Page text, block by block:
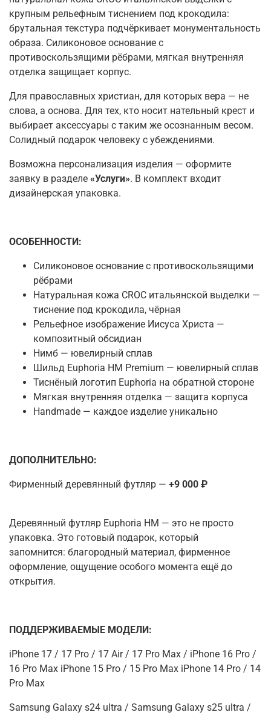
крупным рельефным тиснением под крокодила:
брутальная текстура подчёркивает монументальность
образа. Силиконовое основание с
противоскользящими рёбрами, мягкая внутренняя
отделка защищает корпус.
Для православных христиан, для которых вера — не
слова, а основа. Для тех, кто носит нательный крест и
выбирает аксессуары с таким же осознанным весом.
Солидный подарок человеку с убеждениями.
Возможна персонализация изделия — оформите
заявку в разделе «Услуги». В комплект входит
дизайнерская упаковка.
ОСОБЕННОСТИ:
Силиконовое основание с противоскользящими
рёбрами
Натуральная кожа CROC итальянской выделки —
тиснение под крокодила, чёрная
Рельефное изображение Иисуса Христа —
композитный обсидиан
Нимб — ювелирный сплав
Шильд Euphoria HM Premium — ювелирный сплав
Тиснёный логотип Euphoria на обратной стороне
Мягкая внутренняя отделка — защита корпуса
Handmade — каждое изделие уникально
ДОПОЛНИТЕЛЬНО:
Фирменный деревянный футляр — +9 000 ₽
Деревянный футляр Euphoria HM — это не просто
упаковка. Это готовый подарок, который
запомнится: благородный материал, фирменное
оформление, ощущение особого момента ещё до
открытия.
ПОДДЕРЖИВАЕМЫЕ МОДЕЛИ:
iPhone 17 / 17 Pro / 17 Air / 17 Pro Max / iPhone 16 Pro /
16 Pro Max iPhone 15 Pro / 15 Pro Max iPhone 14 Pro / 14
Pro Max
Samsung Galaxy s24 ultra / Samsung Galaxy s25 ultra /